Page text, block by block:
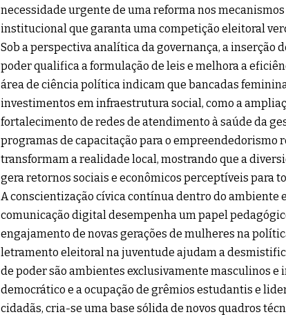
necessidade urgente de uma reforma nos
institucional que garanta uma competição eleitoral
Sob a perspectiva analítica da governança, a inserção
poder qualifica a formulação de leis e melhora a
área de ciência política indicam que bancadas
investimentos em infraestrutura social, como a
fortalecimento de redes de atendimento à saúde da
programas de capacitação para o empreendedorismo
transformam a realidade local, mostrando que a
gera retornos sociais e econômicos perceptíveis para
A conscientização cívica contínua dentro do ambiente
comunicação digital desempenha um papel
engajamento de novas gerações de mulheres na
letramento eleitoral na juventude ajudam a
de poder são ambientes exclusivamente masculinos e
democrático e a ocupação de grêmios estudantis e
cidadãs, cria-se uma base sólida de novos quadros